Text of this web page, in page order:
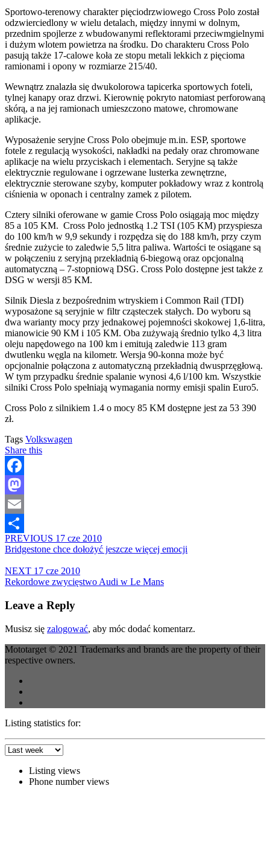
Sportowo-terenowy charakter pięciodrzwiowego Cross Polo został
odzwierciedlony w wielu detalach, między innymi w dolnym,
przednim spojlerze z wbudowanymi reflektorami przeciwmgielnymi
i dużym wlotem powietrza na środku. Do charakteru Cross Polo
pasują także 17-calowe koła ze stopu metali lekkich z pięcioma
ramionami i opony w rozmiarze 215/40.
Wewnątrz znalazła się dwukolorowa tapicerka sportowych foteli,
tylnej kanapy oraz drzwi. Kierownię pokryto natomiast perforowaną
skórą, a na jej ramionach umieszczono matowe, chromowane
aplikacje.
Wyposażenie seryjne Cross Polo obejmuje m.in. ESP, sportowe
fotele z regulacją wysokości, nakładki na pedały oraz chromowane
aplikacje na wielu przyciskach i elementach. Seryjne są także
elektrycznie regulowane i ogrzewane lusterka zewnętrzne,
elektrycznie sterowane szyby, komputer pokładowy wraz z kontrolą
ciśnienia w oponach i centralny zamek z pilotem.
Cztery silniki oferowane w gamie Cross Polo osiągają moc między
85 a 105 KM. Cross Polo jednostką 1.2 TSI (105 KM) przyspiesza
do 100 km/h w 9,9 sekundy i rozpędza się do 188 km/h, przy czym
średnie zużycie to zaledwie 5,5 litra paliwa. Wartości te osiągane są
w połączeniu z seryjną przekładnią 6-biegową oraz opcjonalną
automatyczną – 7-stopniową DSG. Cross Polo dostępne jest także z
DSG w wersji 85 KM.
Silnik Diesla z bezpośrednim wtryskiem i Common Rail (TDI)
wyposażone są seryjnie w filtr cząsteczek stałych. Do wyboru są
dwa warianty mocy przy jednakowej pojemności skokowej 1,6-litra,
mianowicie 90 KM i 105 KM. Oba zużywają średnio tylko 4,3 litra
oleju napędowego na 100 km i emitują zaledwie 113 gram
dwutlenku węgla na kilometr. Wersja 90-konna może być
opcjonalnie połączona z automatyczną przekładnią dwusprzęgłową.
W tym przypadku średnie spalanie wynosi 4,6 l/100 km. Wszystkie
silniki Cross Polo spełniają wymagania normy emisji spalin Euro5.
Cross Polo z silnikiem 1.4 o mocy 85 KM dostępne jest za 53 390
zł.
Tags Volkswagen
Share this
Facebook
Mastodon
Email
Share
PREVIOUS 17 cze 2010
Bridgestone chce dołożyć jeszcze więcej emocji
NEXT 17 cze 2010
Rekordowe zwycięstwo Audi w Le Mans
Leave a Reply
Musisz się zalogować, aby móc dodać komentarz.
Mototarget © 2021 Trademarks and brands are the property of their
respective owners.
Listing statistics for:
Listing views
Phone number views